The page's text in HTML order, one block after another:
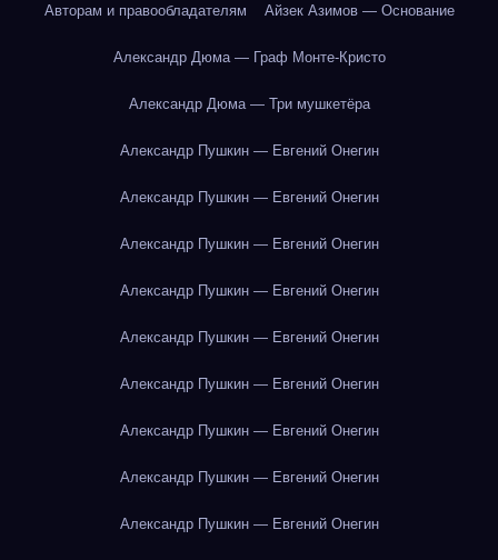
Авторам и правообладателям Айзек Азимов — Основание
Александр Дюма — Граф Монте-Кристо
Александр Дюма — Три мушкетёра
Александр Пушкин — Евгений Онегин
Александр Пушкин — Евгений Онегин
Александр Пушкин — Евгений Онегин
Александр Пушкин — Евгений Онегин
Александр Пушкин — Евгений Онегин
Александр Пушкин — Евгений Онегин
Александр Пушкин — Евгений Онегин
Александр Пушкин — Евгений Онегин
Александр Пушкин — Евгений Онегин